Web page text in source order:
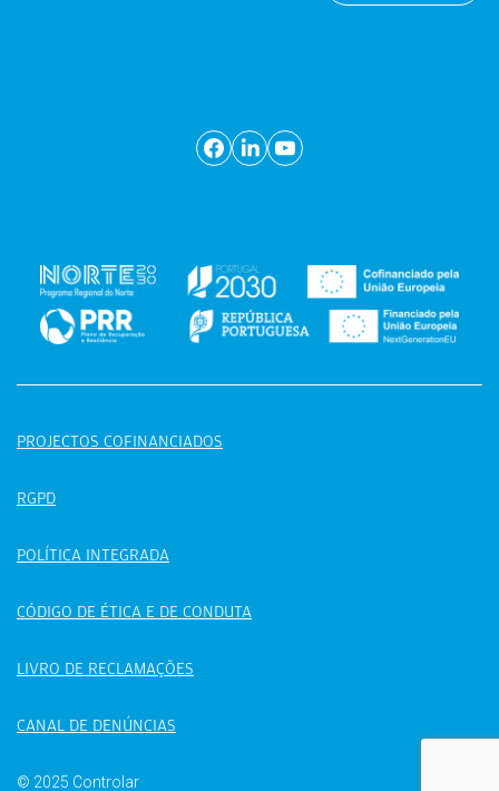
PROJECTOS COFINANCIADOS
RGPD
POLÍTICA INTEGRADA
CÓDIGO DE ÉTICA E DE CONDUTA
LIVRO DE RECLAMAÇÕES
CANAL DE DENÚNCIAS
© 2025 Controlar